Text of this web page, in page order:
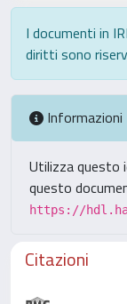
I documenti in
diritti sono
Informazioni
Utilizza questo
questo
https://
Citazioni